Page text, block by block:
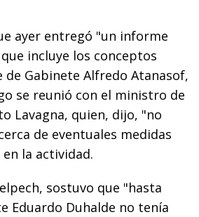
ayer entregó "un informe
incluye los conceptos
de Gabinete Alfredo Atanasof,
se reunió con el ministro de
Lavagna, quien, dijo, "no
de eventuales medidas
la actividad.
sostuvo que "hasta
Eduardo Duhalde no tenía